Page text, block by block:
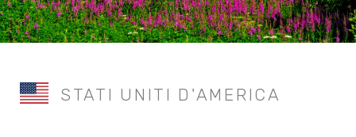
STATI UNITI D'AMERICA